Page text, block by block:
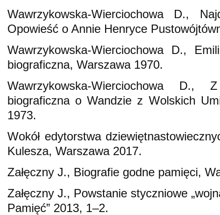
Wawrzykowska-Wierciochowa D.,
Opowieść o Annie Henryce
Wawrzykowska-Wierciochowa D.,
biograficzna, Warszawa 1970.
Wawrzykowska-Wierciochowa D.,
biograficzna o Wandzie z Wolskich
1973.
Wokół edytorstwa
Kulesza, Warszawa 2017.
Załęczny J., Biografie godne pamięci,
Załęczny J., Powstanie styczniowe
Pamięć” 2013, 1–2.